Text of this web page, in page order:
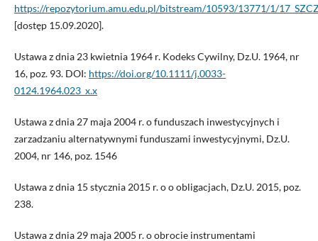
https://repozytorium.amu.edu.pl/bitstream/10593/13771/1/
[dostęp 15.09.2020].
Ustawa z dnia 23 kwietnia 1964 r. Kodeks Cywilny, Dz.U. 1964, nr
16, poz. 93. DOI: https://doi.org/10.1111/j.0033-
0124.1964.023_x.x
Ustawa z dnia 27 maja 2004 r. o funduszach inwestycyjnych i
zarzadzaniu alternatywnymi funduszami inwestycyjnymi, Dz.U.
2004, nr 146, poz. 1546
Ustawa z dnia 15 stycznia 2015 r. o o obligacjach, Dz.U. 2015, poz.
238.
Ustawa z dnia 29 maja 2005 r. o obrocie instrumentami